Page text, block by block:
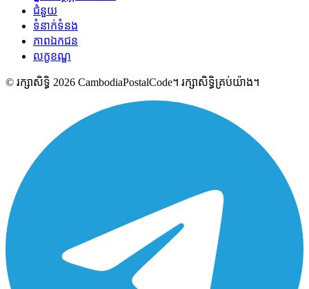
ជំនួយ
ទំនាក់ទំនង
ភាពឯកជន
លក្ខខណ្ឌ
© រក្សាសិទ្ធិ 2026 CambodiaPostalCode។ រក្សាសិទ្ធិគ្រប់យ៉ាង។